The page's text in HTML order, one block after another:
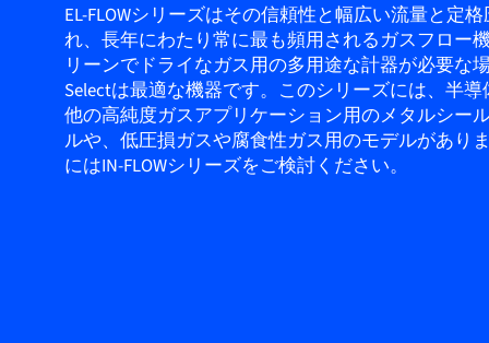
EL-FLOWシリーズはその信頼性と幅広い流量と定
れ、長年にわたり常に最も頻用されるガスフロー
リーンでドライなガス用の多用途な計器が必要な場
Selectは最適な機器です。このシリーズには、半
他の高純度ガスアプリケーション用のメタルシー
ルや、低圧損ガスや腐食性ガス用のモデルがあり
にはIN-FLOWシリーズをご検討ください。